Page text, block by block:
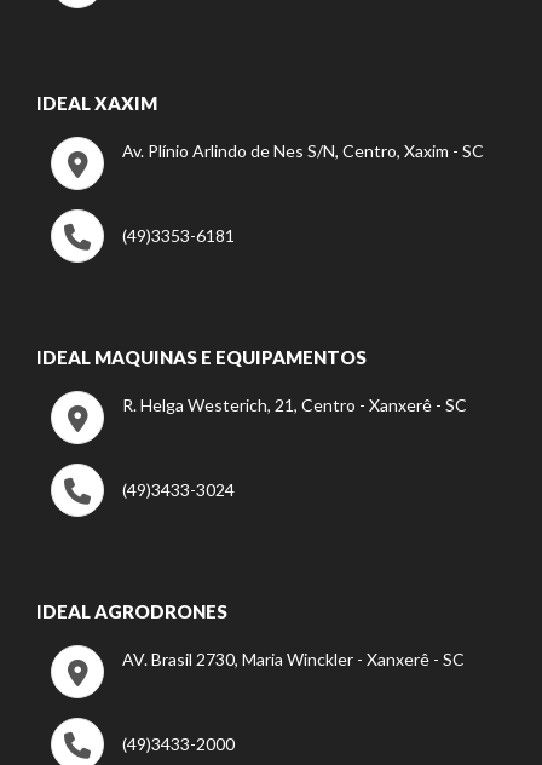
IDEAL XAXIM
Av. Plínio Arlindo de Nes S/N, Centro, Xaxim - SC
(49)3353-6181
IDEAL MAQUINAS E EQUIPAMENTOS
R. Helga Westerich, 21, Centro - Xanxerê - SC
(49)3433-3024
IDEAL AGRODRONES
AV. Brasil 2730, Maria Winckler - Xanxerê - SC
(49)3433-2000